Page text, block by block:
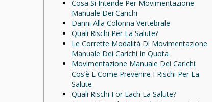
Cosa Si Intende Per Movimentazione
Manuale Dei Carichi
Danni Alla Colonna Vertebrale
Quali Rischi Per La Salute?
Le Corrette Modalità Di Movimentazione
Manuale Dei Carichi In Quota
Movimentazione Manuale Dei Carichi:
Cos’è E Come Prevenire I Rischi Per La
Salute
Quali Rischi For Each La Salute?